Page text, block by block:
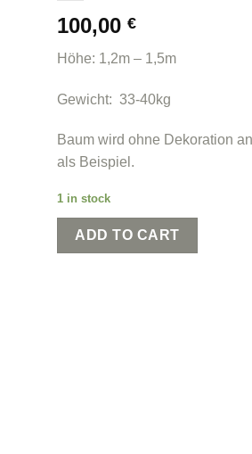
100,00 €
Höhe: 1,2m – 1,5m
Gewicht: 33-40kg
Baum wird ohne Dekoration
als Beispiel.
1 in stock
ADD TO CART